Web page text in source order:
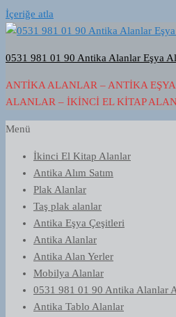
İçeriğe atla
0531 981 01 90 Antika Alanlar Eşya
ANTIKA ALANLAR – ANTIKA
ALANLAR – İKINCI EL KITAP
Menü
İkinci El Kitap Alanlar
Antika Alım Satım
Plak Alanlar
Taş plak alanlar
Antika Eşya Çeşitleri
Antika Alanlar
Antika Alan Yerler
Mobilya Alanlar
0531 981 01 90 Antika Alanlar
Antika Tablo Alanlar